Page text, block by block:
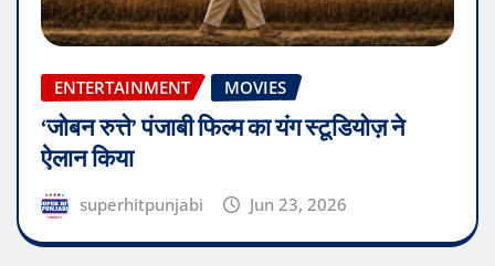
ENTERTAINMENT MOVIES
‘जोबन रुत्ते’ पंजाबी फिल्म का यंग स्टूडियोज़ ने
ऐलान किया
superhitpunjabi Jun 23, 2026